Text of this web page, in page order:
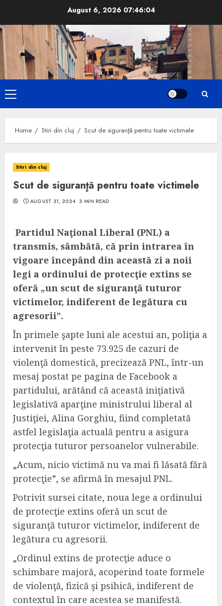
content
August 6, 2026 07:46:05
Primary
Menu
Home Stiri din cluj Scut de siguranţă pentru toate victimele
Stiri din cluj
Scut de siguranţă pentru toate victimele
AUGUST 31, 2024 3 MIN READ
Partidul Naţional Liberal (PNL) a
transmis, sâmbătă, că prin intrarea în
vigoare începând din această zi a noii
legi a ordinului de protecţie extins se
oferă „un scut de siguranţă tuturor
victimelor, indiferent de legătura cu
agresorii”.
În primele şapte luni ale acestui an, poliţia a
intervenit în peste 73.925 de cazuri de
violenţă domestică, precizează PNL, într-un
mesaj postat pe pagina de Facebook a
partidului, arătând că această iniţiativă
legislativă aparţine ministrului liberal al
Justiţiei, Alina Gorghiu, fiind completată
astfel legislaţia actuală pentru a asigura
protecţia tuturor persoanelor vulnerabile.
„Acum, nicio victimă nu va mai fi lăsată fără
protecţie”, se afirmă în mesajul PNL.
Potrivit sursei citate, noua lege a ordinului
de protecţie extins oferă un scut de
siguranţă tuturor victimelor, indiferent de
legătura cu agresorii.
„Ordinul extins de protecţie aduce o
schimbare majoră, acoperind toate formele
de violenţă, fizică şi psihică, indiferent de
contextul în care acestea se manifestă.